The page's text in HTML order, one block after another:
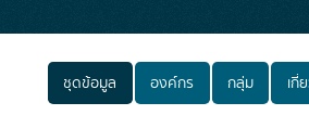
ชุดข้อมูล องค์กร กลุ่ม เกี่